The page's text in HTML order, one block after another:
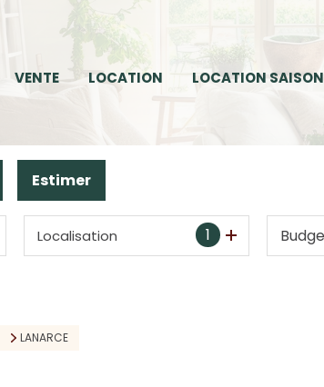
VENTE LOCATION LOCATION
Estimer
1
Localisation
LANARCE